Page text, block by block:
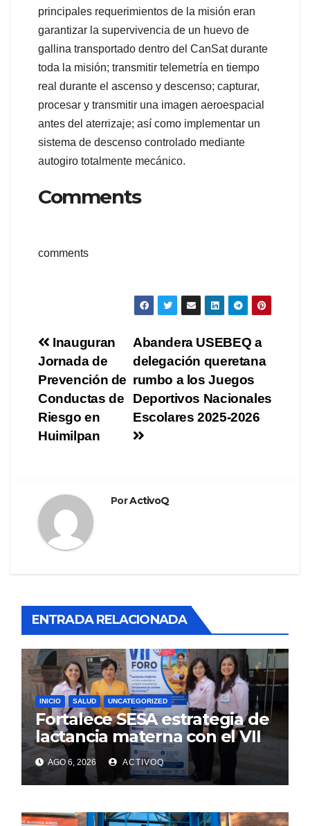
principales requerimientos de la misión eran
garantizar la supervivencia de un huevo de
gallina transportado dentro del CanSat durante
toda la misión; transmitir telemetría en tiempo
real durante el ascenso y descenso; capturar,
procesar y transmitir una imagen aeroespacial
antes del aterrizaje; así como implementar un
sistema de descenso controlado mediante
autogiro totalmente mecánico.
Comments
comments
Navegación
de
entradas
Abandera USEBEQ a
delegación queretana
rumbo a los Juegos
Deportivos Nacionales
Escolares 2025-2026
Inauguran
Jornada de
Prevención de
Conductas de
Riesgo en
Huimilpan
PorActivoQ
ENTRADA RELACIONADA
INICIO SALUD UNCATEGORIZED
Fortalece SESA estrategia de
lactancia materna con el VII
Foro Estatal en la UAQ
AGO 6, 2026 ACTIVOQ